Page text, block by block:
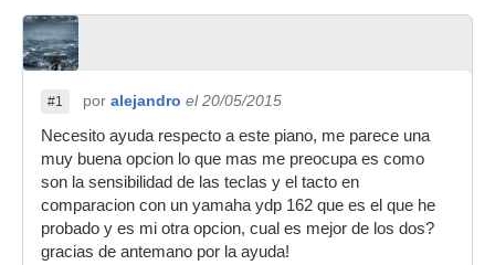
#1 por alejandro el 20/05/2015
Necesito ayuda respecto a este piano, me parece una
muy buena opcion lo que mas me preocupa es como
son la sensibilidad de las teclas y el tacto en
comparacion con un yamaha ydp 162 que es el que he
probado y es mi otra opcion, cual es mejor de los dos?
gracias de antemano por la ayuda!